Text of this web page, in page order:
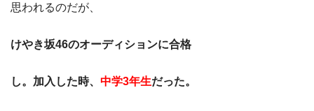
思われるのだが、
けやき坂46のオーディションに合格
し。加入した時、 中学3年生だった。